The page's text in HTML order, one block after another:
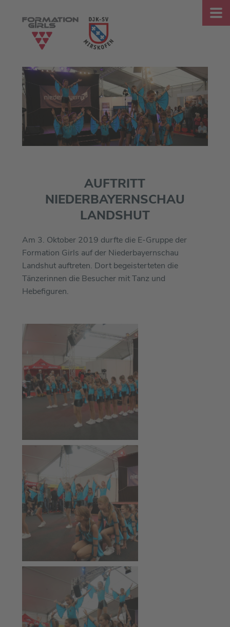
AUFTRITT
NIEDERBAYERNSCHAU
LANDSHUT
Am 3. Oktober 2019 durfte die E-Gruppe der
Formation Girls auf der Niederbayernschau
Landshut auftreten. Dort begeisterteten die
Tänzerinnen die Besucher mit Tanz und
Hebefiguren.